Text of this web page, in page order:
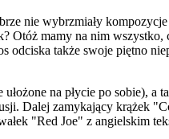
nie wybrzmiały
mamy na nim wszystko,
odciska także swoje piętno
na płycie po sobie), a
Dalej zamykający krążek
"Red Joe" z angielskim